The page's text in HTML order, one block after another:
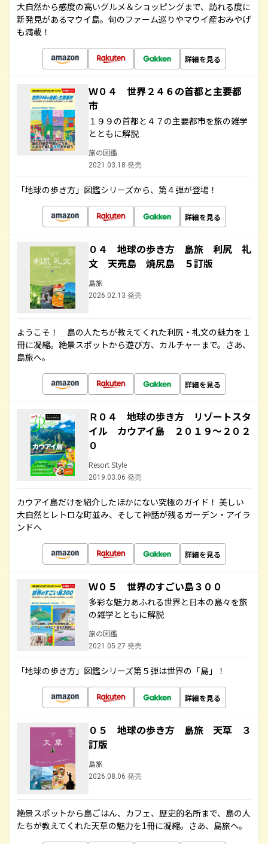
大自然から感度の高いグルメ＆ショッピングまで、訪れる度に
新発見があるマウイ島。旬のファーム巡りやマウイ産おみやげ
も満載！
詳細を見る
Ｗ０４ 世界２４６の首都と主要都
市
１９９の首都と４７の主要都市を旅の雑学
とともに解説
旅の図鑑
2021.03.18 発売
「地球の歩き方」図鑑シリーズから、第４弾が登場！
詳細を見る
０４ 地球の歩き方 島旅 利尻 礼
文 天売島 焼尻島 ５訂版
島旅
2026.02.13 発売
ようこそ！ 島の人たちが教えてくれた利尻・礼文の魅力を１
冊に凝縮。絶景スポットから遊び方、カルチャーまで。さあ、
島旅へ。
詳細を見る
Ｒ０４ 地球の歩き方 リゾートスタ
イル カウアイ島 ２０１９～２０２
０
Resort Style
2019.03.06 発売
カウアイ島だけを紹介したほかにない究極のガイド！ 美しい
大自然とレトロな町並み、そして神話が残るガーデン・アイラ
ンドへ
詳細を見る
Ｗ０５ 世界のすごい島３００
多彩な魅力あふれる世界と日本の島々を旅
の雑学とともに解説
旅の図鑑
2021.05.27 発売
「地球の歩き方」図鑑シリーズ第５弾は世界の「島」！
詳細を見る
０５ 地球の歩き方 島旅 天草 ３
訂版
島旅
2026.08.06 発売
絶景スポットから島ごはん、カフェ、歴史的名所まで、島の人
たちが教えてくれた天草の魅力を1冊に凝縮。さあ、島旅へ。